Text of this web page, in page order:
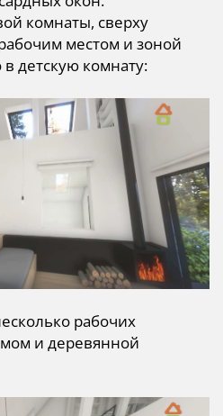
комнаты, сверху
местом и зоной
детскую комнату:
рабочих
и деревянной